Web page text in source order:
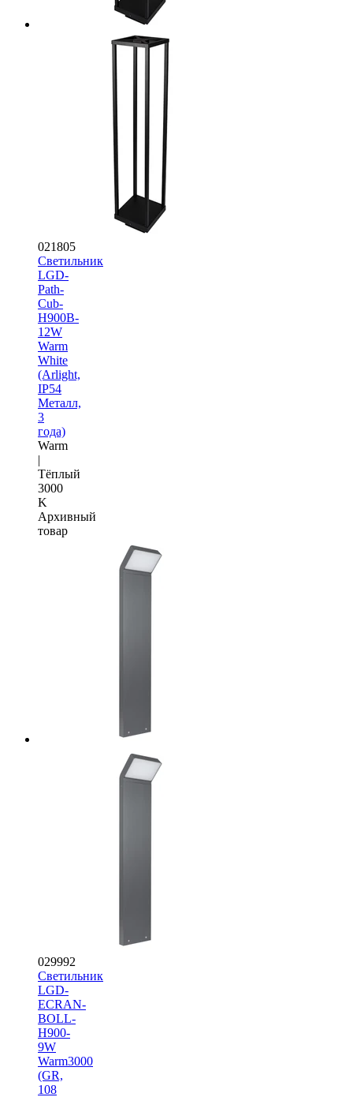
021805
Светильник
LGD-
Path-
Cub-
H900B-
12W
Warm
White
(Arlight,
IP54
Металл,
3
года)
Warm
|
Тёплый
3000
K
Архивный
товар
029992
Светильник
LGD-
ECRAN-
BOLL-
H900-
9W
Warm3000
(GR,
108